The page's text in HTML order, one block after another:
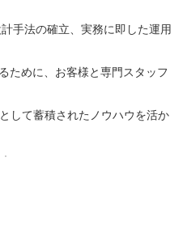
手法の確立、実務に即した運用
ために、お客様と専門スタッフ
して蓄積されたノウハウを活か